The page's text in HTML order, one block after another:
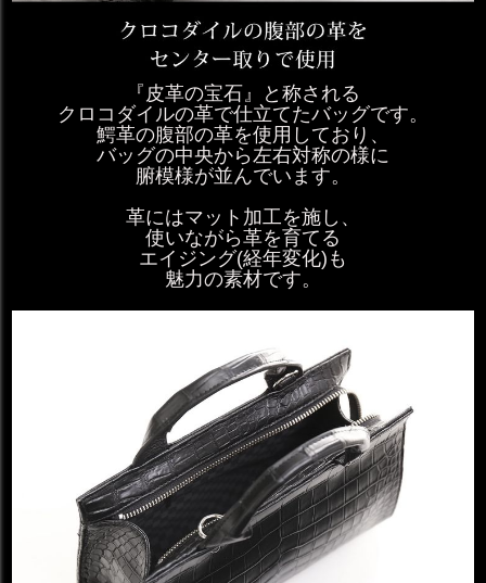
『皮革の宝石』と称される
クロコダイルの革で仕立てたバッグです。
鰐革の腹部の革を使用しており、
バッグの中央から左右対称の様に
腑模様が並んでいます。
革にはマット加工を施し、
使いながら革を育てる
エイジング(経年変化)も
魅力の素材です。